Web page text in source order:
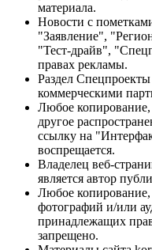
материала.
Новости с
"Заявление",
"Тест-драйв",
правах рекламы.
Раздел Спецпроекты
коммерческими
Любое
другое
ссылку на
воспрещается.
Владелец веб-
является автор
Любое копирование,
фотографий и/или
принадлежащих
запрещено.